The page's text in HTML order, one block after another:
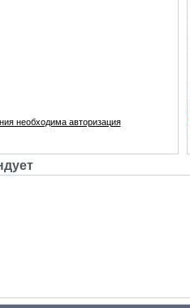
необходима авторизация